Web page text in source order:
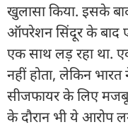
खुलासा किया. इसके
ऑपरेशन सिंदूर के बाद
एक साथ लड़ रहा था.
नहीं होता, लेकिन भारत
सीजफायर के लिए
के दौरान भी ये आरोप